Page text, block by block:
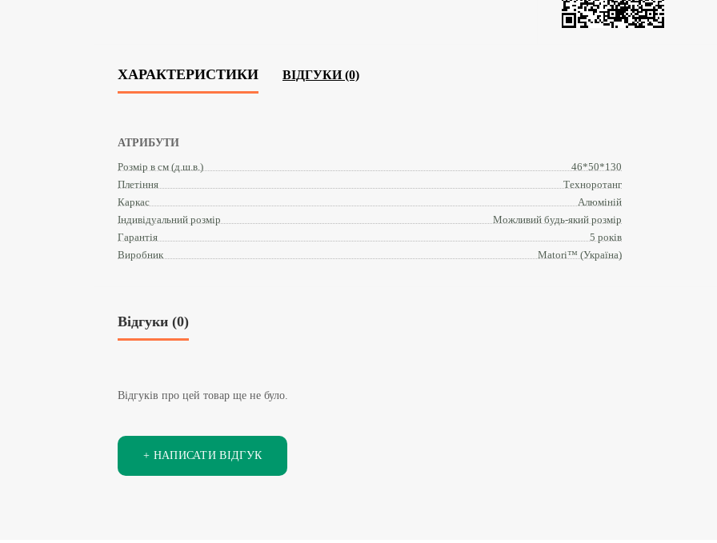
ХАРАКТЕРИСТИКИ ВІДГУКИ (0)
АТРИБУТИ
Розмір в см (д.ш.в.)
46*50*130
Плетіння
Техноротанг
Каркас
Алюміній
Індивідуальний розмір
Можливий будь-який розмір
Гарантія
5 років
Виробник
Matori™ (Україна)
Відгуки (0)
Відгуків про цей товар ще не було.
+ НАПИСАТИ ВІДГУК